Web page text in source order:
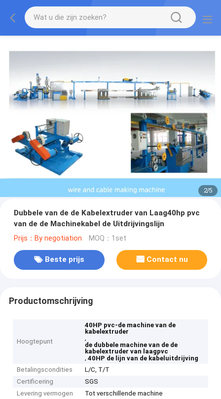
2/5
Dubbele van de de Kabelextruder van Laag40hp pvc
van de de Machinekabel de Uitdrijvingslijn
Prijs：By negotiation MOQ：1set
Beste prijs Contact nu
Productomschrijving
Hoogtepunt
40HP pvc-de machine van de
kabelextruder
,
de dubbele machine van de de
kabelextruder van laagpvc
,40HP de lijn van de kabeluitdrijving
Betalingscondities
L/C, T/T
Certificering
SGS
Levering vermogen
Tot verschillende machine